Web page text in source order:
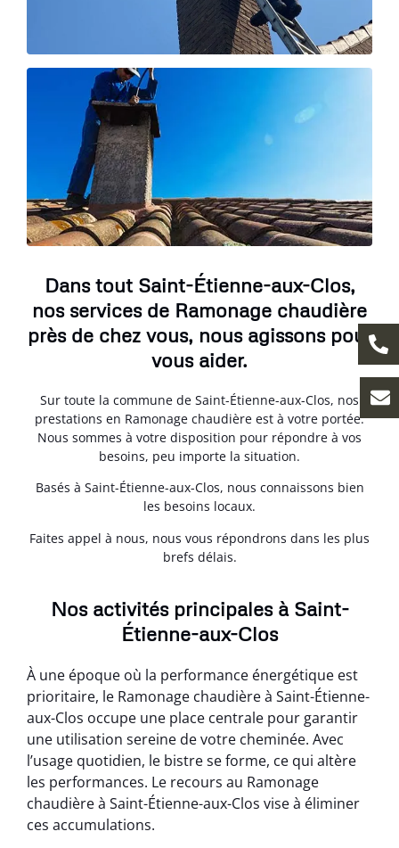
Dans tout Saint-Étienne-aux-Clos,
nos services de Ramonage chaudière
près de chez vous, nous agissons pour
vous aider.
Sur toute la commune de Saint-Étienne-aux-Clos, nos
prestations en Ramonage chaudière est à votre portée.
Nous sommes à votre disposition pour répondre à vos
besoins, peu importe la situation.
Basés à Saint-Étienne-aux-Clos, nous connaissons bien
les besoins locaux.
Faites appel à nous, nous vous répondrons dans les plus
brefs délais.
Nos activités principales à Saint-
Étienne-aux-Clos
À une époque où la performance énergétique est
prioritaire, le Ramonage chaudière à Saint-Étienne-
aux-Clos occupe une place centrale pour garantir
une utilisation sereine de votre cheminée. Avec
l’usage quotidien, le bistre se forme, ce qui altère
les performances. Le recours au Ramonage
chaudière à Saint-Étienne-aux-Clos vise à éliminer
ces accumulations.